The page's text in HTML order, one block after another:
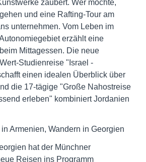
zaubert. Wer möchte,
und eine Rafting-Tour am
unternehmen. Vom Leben im
erzählt eine
Mittagessen. Die neue
Studienreise "Israel -
einen idealen Überblick über
die 17-tägige "Große Nahostreise
erleben" kombiniert Jordanien
Armenien, Wandern in Georgien
hat der Münchner
Reisen ins Programm